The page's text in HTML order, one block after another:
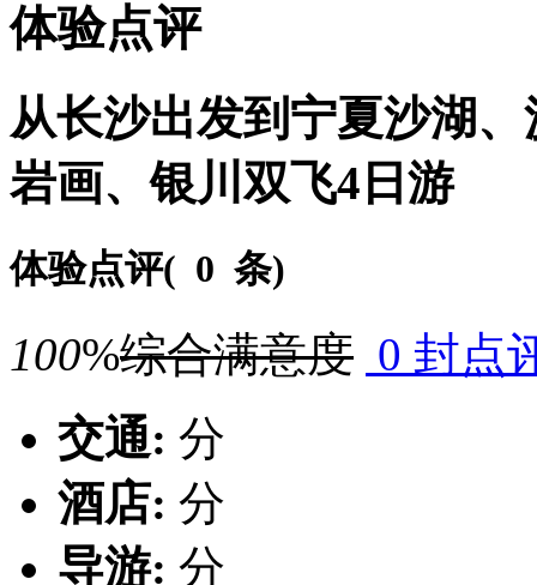
体验点评
从长沙出发到宁夏沙湖
岩画、银川双飞4日游
体验点评( 0 条)
100%综合满意度 0 封点
交通: 分
酒店: 分
导游: 分